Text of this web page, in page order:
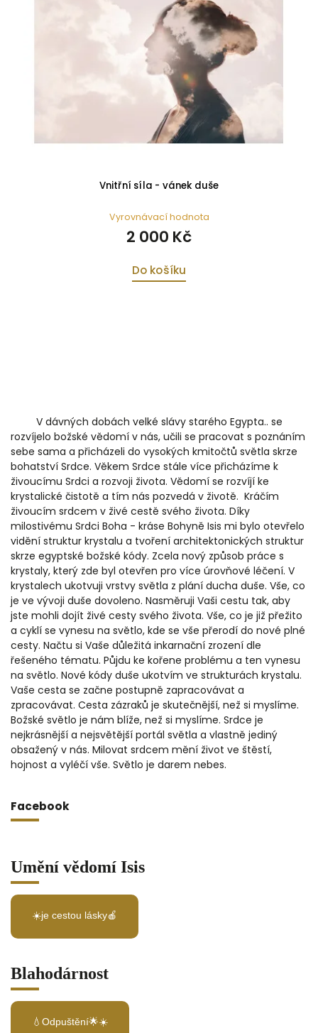
Vnitřní síla - vánek duše
Vyrovnávací hodnota
2 000 Kč
Do košíku
V dávných dobách velké slávy starého Egypta.. se
rozvíjelo božské vědomí v nás, učili se pracovat s poznáním
sebe sama a přicházeli do vysokých kmitočtů světla skrze
bohatství Srdce. Věkem Srdce stále více přicházíme k
živoucímu Srdci a rozvoji života. Vědomí se rozvíjí ke
krystalické čistotě a tím nás pozvedá v životě. Kráčím
živoucím srdcem v živé cestě svého života. Díky
milostivému Srdci Boha - kráse Bohyně Isis mi bylo otevřelo
vidění struktur krystalu a tvoření architektonických struktur
skrze egyptské božské kódy. Zcela nový způsob práce s
krystaly, který zde byl otevřen pro více úrovňové léčení. V
krystalech ukotvuji vrstvy světla z plání ducha duše. Vše, co
je ve vývoji duše dovoleno. Nasměruji Vaši cestu tak, aby
jste mohli dojít živé cesty svého života. Vše, co je již přežito
a cyklí se vynesu na světlo, kde se vše přerodí do nové plné
cesty. Načtu si Vaše důležitá inkarnační zrození dle
řešeného tématu. Půjdu ke kořene problému a ten vynesu
na světlo. Nové kódy duše ukotvím ve strukturách krystalu.
Vaše cesta se začne postupně zapracovávat a
zpracovávat. Cesta zázraků je skutečnější, než si myslíme.
Božské světlo je nám blíže, než si myslíme. Srdce je
nejkrásnější a nejsvětější portál světla a vlastně jediný
obsažený v nás. Milovat srdcem mění život ve štěstí,
hojnost a vyléčí vše. Světlo je darem nebes.
Facebook
Umění vědomí Isis
☀️je cestou lásky🍎
Blahodárnost
💧Odpuštění🌟☀️